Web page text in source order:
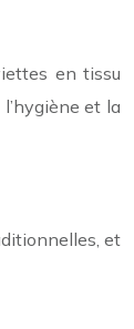
en tissu
et la
et